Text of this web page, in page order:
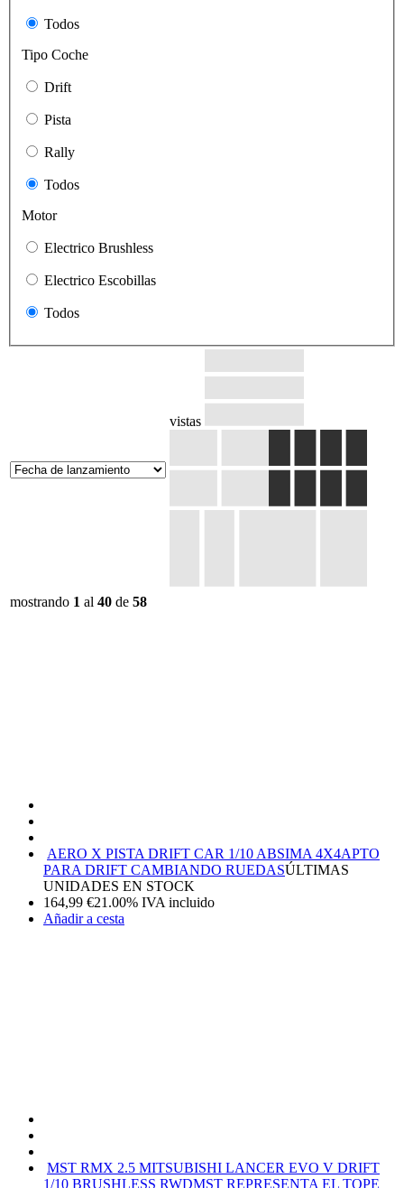
Todos
Tipo Coche
Drift
Pista
Rally
Todos
Motor
Electrico Brushless
Electrico Escobillas
Todos
vistas
mostrando 1 al 40 de 58
AERO X PISTA DRIFT CAR 1/10 ABSIMA 4X4APTO
PARA DRIFT CAMBIANDO RUEDASÚLTIMAS
UNIDADES EN STOCK
164,99 €21.00% IVA incluido
Añadir a cesta
MST RMX 2.5 MITSUBISHI LANCER EVO V DRIFT
1/10 BRUSHLESS RWDMST REPRESENTA EL TOPE